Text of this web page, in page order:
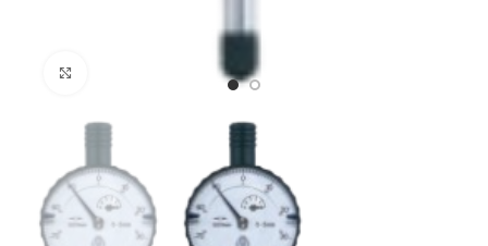
Büyütmek için tıklayın